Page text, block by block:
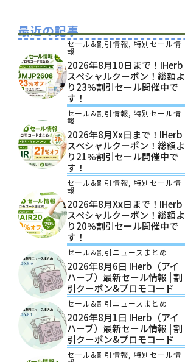
最近の記事
セール&割引情報, 特別セール情
報
2026年8月10日まで！iHerb
スペシャルクーポン！総額よ
り23％割引セール開催中で
す！
セール&割引情報, 特別セール情
報
2026年8月xx日まで！iHerb
スペシャルクーポン！総額よ
り21％割引セール開催中で
す！
セール&割引情報, 特別セール情
報
2026年8月xx日まで！iHerb
スペシャルクーポン！総額よ
り20％割引セール開催中で
す！
セール&割引ニュースまとめ
2026年8月6日 IHerb（アイ
ハーブ）最新セール情報 | 割
引クーポン&プロモコード
セール&割引ニュースまとめ
2026年8月1日 IHerb（アイ
ハーブ）最新セール情報 | 割
引クーポン&プロモコード
セール&割引情報, 特別セール情